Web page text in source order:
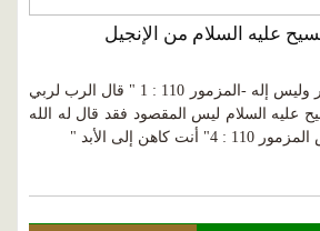
عليه السلام من الإنجيل
المسيح عليه السلام بشر وليس إله -المزمور 110 : 1 " قال الرب لربي
عليه السلام ليس المقصود فقد قال له الله
إلى الأبد "